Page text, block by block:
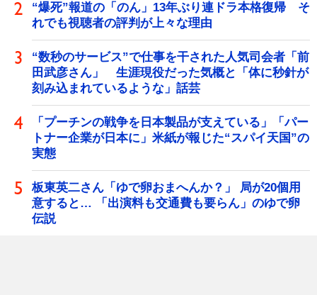
“爆死”報道の「のん」13年ぶり連ドラ本格復帰 そ
れでも視聴者の評判が上々な理由
“数秒のサービス”で仕事を干された人気司会者「前
田武彦さん」 生涯現役だった気概と「体に秒針が
刻み込まれているような」話芸
「プーチンの戦争を日本製品が支えている」「パー
トナー企業が日本に」米紙が報じた“スパイ天国”の
実態
板東英二さん「ゆで卵おまへんか？」 局が20個用
意すると… 「出演料も交通費も要らん」のゆで卵
伝説